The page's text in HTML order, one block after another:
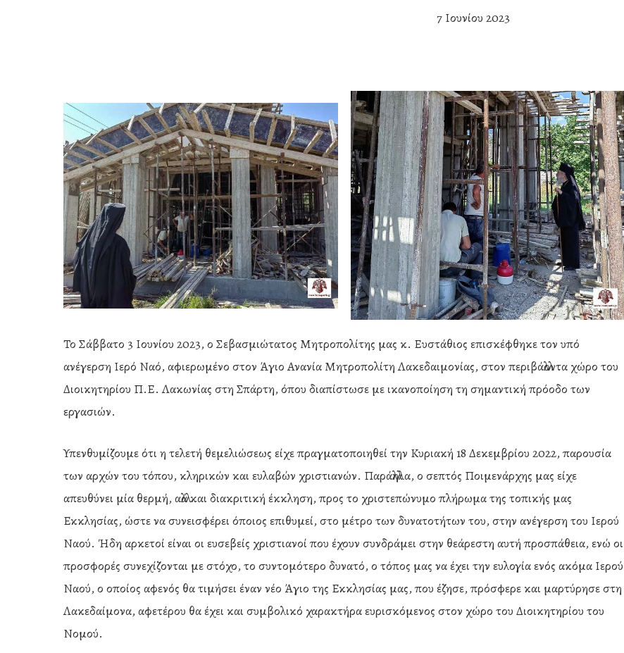
Hit enter to search or ESC to close
7 Ιουνίου 2023
Το Σάββατο 3 Ιουνίου 2023, ο Σεβασμιώτατος Μητροπολίτης μας κ. Ευστάθιος επισκέφθηκε τον υπό
ανέγερση Ιερό Ναό, αφιερωμένο στον Άγιο Ανανία Μητροπολίτη Λακεδαιμονίας, στον περιβάλλοντα χώρο του
Διοικητηρίου Π.Ε. Λακωνίας στη Σπάρτη, όπου διαπίστωσε με ικανοποίηση τη σημαντική πρόοδο των
εργασιών.
Υπενθυμίζουμε ότι η τελετή θεμελιώσεως είχε πραγματοποιηθεί την Κυριακή 18 Δεκεμβρίου 2022, παρουσία
των αρχών του τόπου, κληρικών και ευλαβών χριστιανών. Παράλληλα, ο σεπτός Ποιμενάρχης μας είχε
απευθύνει μία θερμή, αλλά και διακριτική έκκληση, προς το χριστεπώνυμο πλήρωμα της τοπικής μας
Εκκλησίας, ώστε να συνεισφέρει όποιος επιθυμεί, στο μέτρο των δυνατοτήτων του, στην ανέγερση του Ιερού
Ναού. Ήδη αρκετοί είναι οι ευσεβείς χριστιανοί που έχουν συνδράμει στην θεάρεστη αυτή προσπάθεια, ενώ οι
προσφορές συνεχίζονται με στόχο, το συντομότερο δυνατό, ο τόπος μας να έχει την ευλογία ενός ακόμα Ιερού
Ναού, ο οποίος αφενός θα τιμήσει έναν νέο Άγιο της Εκκλησίας μας, που έζησε, πρόσφερε και μαρτύρησε στη
Λακεδαίμονα, αφετέρου θα έχει και συμβολικό χαρακτήρα ευρισκόμενος στον χώρο του Διοικητηρίου του
Νομού.